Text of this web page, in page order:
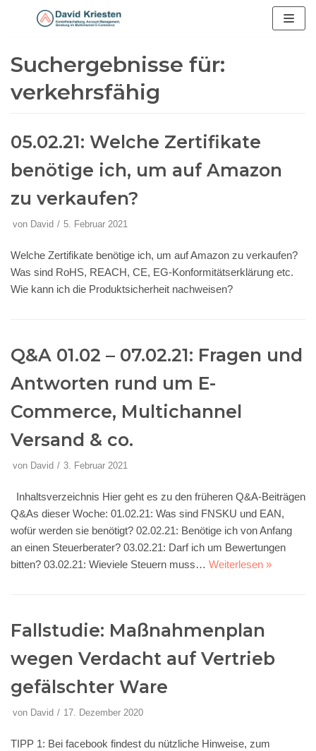
Inhalt
springen
Suchergebnisse für:
verkehrsfähig
05.02.21: Welche Zertifikate
benötige ich, um auf Amazon
zu verkaufen?
von David 5. Februar 2021
Welche Zertifikate benötige ich, um auf Amazon zu verkaufen?
Was sind RoHS, REACH, CE, EG-Konformitätserklärung etc.
Wie kann ich die Produktsicherheit nachweisen?
Q&A 01.02 – 07.02.21: Fragen und
Antworten rund um E-
Commerce, Multichannel
Versand & co.
von David 3. Februar 2021
Inhaltsverzeichnis Hier geht es zu den früheren Q&A-Beiträgen
Q&As dieser Woche: 01.02.21: Was sind FNSKU und EAN,
wofür werden sie benötigt? 02.02.21: Benötige ich von Anfang
an einen Steuerberater? 03.02.21: Darf ich um Bewertungen
bitten? 03.02.21: Wieviele Steuern muss… Weiterlesen »
Fallstudie: Maßnahmenplan
wegen Verdacht auf Vertrieb
gefälschter Ware
von David 17. Dezember 2020
TIPP 1: Bei facebook findest du nützliche Hinweise, zum